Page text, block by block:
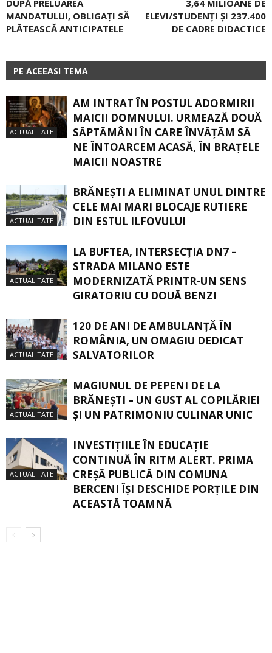
DUPĂ PRELUAREA
MANDATULUI, OBLIGAŢI SĂ
PLĂTEASCĂ ANTICIPATELE
3,64 MILIOANE DE
ELEVI/STUDENȚI ȘI 237.400
DE CADRE DIDACTICE
PE ACEEASI TEMA
ACTUALITATE
AM INTRAT ÎN POSTUL ADORMIRII
MAICII DOMNULUI. URMEAZĂ DOUĂ
SĂPTĂMÂNI ÎN CARE ÎNVĂŢĂM SĂ
NE ÎNTOARCEM ACASĂ, ÎN BRAŢELE
MAICII NOASTRE
ACTUALITATE
BRĂNEȘTI A ELIMINAT UNUL DINTRE
CELE MAI MARI BLOCAJE RUTIERE
DIN ESTUL ILFOVULUI
ACTUALITATE
LA BUFTEA, INTERSECŢIA DN7 –
STRADA MILANO ESTE
MODERNIZATĂ PRINTR-UN SENS
GIRATORIU CU DOUĂ BENZI
ACTUALITATE
120 DE ANI DE AMBULANȚĂ ÎN
ROMÂNIA, UN OMAGIU DEDICAT
SALVATORILOR
ACTUALITATE
MAGIUNUL DE PEPENI DE LA
BRĂNEŞTI – UN GUST AL COPILĂRIEI
ŞI UN PATRIMONIU CULINAR UNIC
ACTUALITATE
INVESTIȚIILE ÎN EDUCAȚIE
CONTINUĂ ÎN RITM ALERT. PRIMA
CREŞĂ PUBLICĂ DIN COMUNA
BERCENI ÎŞI DESCHIDE PORŢILE DIN
ACEASTĂ TOAMNĂ